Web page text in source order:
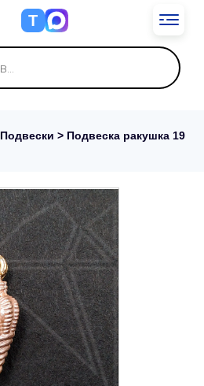
Т
Подвески > Подвеска ракушка 19